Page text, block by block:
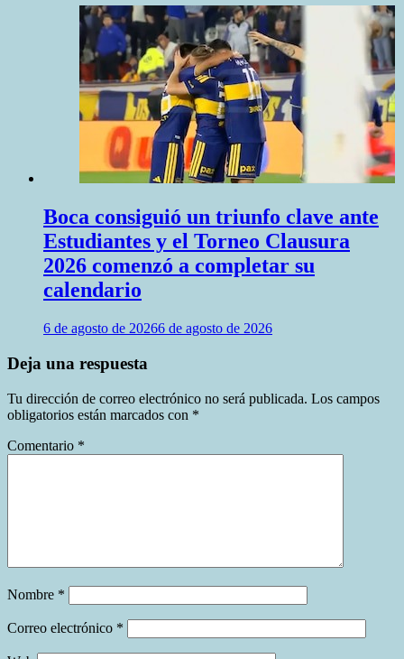
Boca consiguió un triunfo clave ante
Estudiantes y el Torneo Clausura
2026 comenzó a completar su
calendario
6 de agosto de 20266 de agosto de 2026
Deja una respuesta
Tu dirección de correo electrónico no será publicada. Los campos
obligatorios están marcados con *
Comentario *
Nombre *
Correo electrónico *